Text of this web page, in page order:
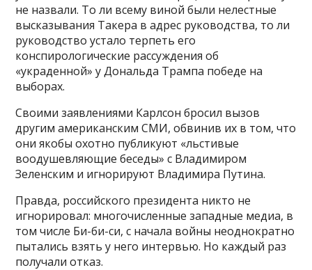
не назвали. То ли всему виной были нелестные
высказывания Такера в адрес руководства, то ли
руководство устало терпеть его
конспирологические рассуждения об
«украденной» у Дональда Трампа победе на
выборах.
Своими заявлениями Карлсон бросил вызов
другим американским СМИ, обвинив их в том, что
они якобы охотно публикуют «льстивые
воодушевляющие беседы» с Владимиром
Зеленским и игнорируют Владимира Путина.
Правда, российского президента никто не
игнорировал: многочисленные западные медиа, в
том числе Би-би-си, с начала войны неоднократно
пытались взять у него интервью. Но каждый раз
получали отказ.